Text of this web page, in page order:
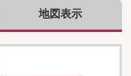
地図表示